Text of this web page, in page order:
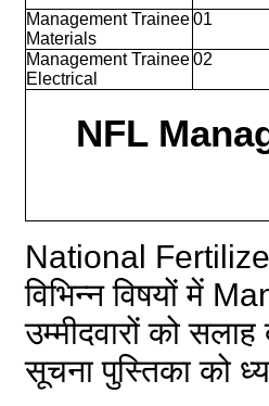
Management Trainee
Materials
01
Management Trainee
Electrical
02
NFL
National
विभिन्न विषयों में
उम्मीदवारों को
सूचना पुस्तिका को